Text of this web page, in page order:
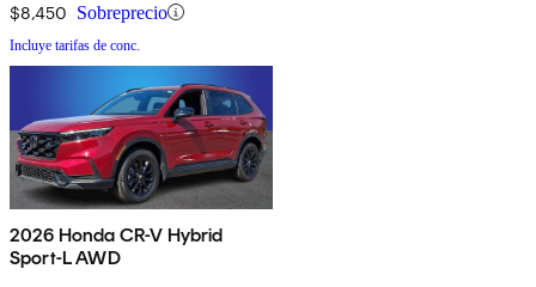
$8,450 Sobreprecio
Incluye tarifas de conc.
2026 Honda CR-V Hybrid
Sport-L AWD